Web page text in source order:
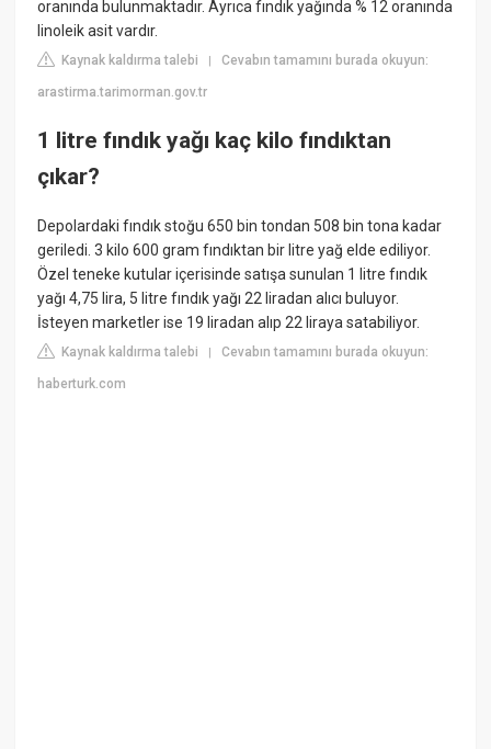
oranında bulunmaktadır. Ayrıca fındık yağında % 12 oranında
linoleik asit vardır.
Kaynak kaldırma talebi |Cevabın tamamını burada okuyun:
arastirma.tarimorman.gov.tr
1 litre fındık yağı kaç kilo fındıktan
çıkar?
Depolardaki fındık stoğu 650 bin tondan 508 bin tona kadar
geriledi. 3 kilo 600 gram fındıktan bir litre yağ elde ediliyor.
Özel teneke kutular içerisinde satışa sunulan 1 litre fındık
yağı 4,75 lira, 5 litre fındık yağı 22 liradan alıcı buluyor.
İsteyen marketler ise 19 liradan alıp 22 liraya satabiliyor.
Kaynak kaldırma talebi |Cevabın tamamını burada okuyun:
haberturk.com